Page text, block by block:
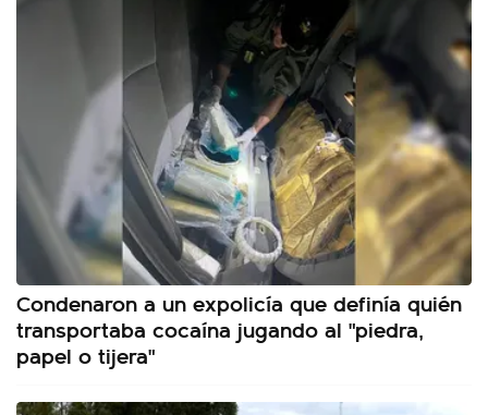
Condenaron a un expolicía que definía quién
transportaba cocaína jugando al "piedra,
papel o tijera"